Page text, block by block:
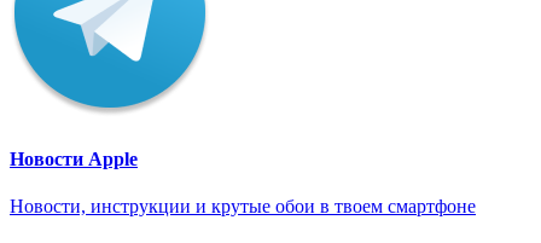
Новости Apple
Новости, инструкции и крутые обои в твоем смартфоне